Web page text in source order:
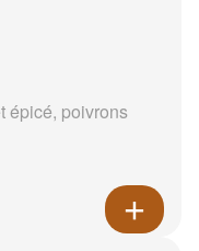
épicé, poivrons